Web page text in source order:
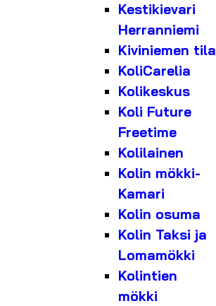
Kestikievari
Herranniemi
Kiviniemen tila
KoliCarelia
Kolikeskus
Koli Future
Freetime
Kolilainen
Kolin mökki-
Kamari
Kolin osuma
Kolin Taksi ja
Lomamökki
Kolintien
mökki